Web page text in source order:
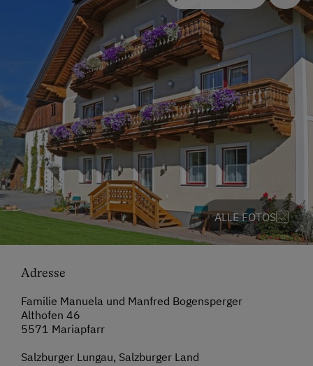
ALLE FOTOS
Adresse
Familie Manuela und Manfred Bogensperger
Althofen 46
5571 Mariapfarr
Salzburger Lungau, Salzburger Land